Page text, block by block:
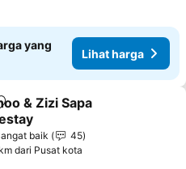
yang
Lihat harga
ke favorit
& Zizi Sapa
baik
45
dari Pusat kota